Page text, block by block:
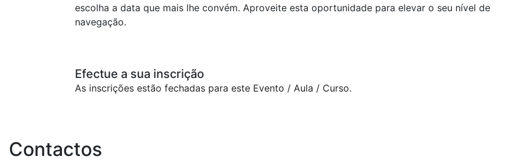
escolha a data que mais lhe convém. Aproveite esta oportunidade para elevar o seu nível de
navegação.
Efectue a sua inscrição
As inscrições estão fechadas para este Evento / Aula / Curso.
Contactos